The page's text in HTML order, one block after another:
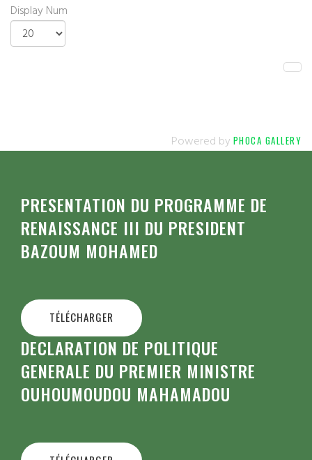
Display Num
Powered by PHOCA GALLERY
PRESENTATION DU PROGRAMME DE
RENAISSANCE III DU PRESIDENT
BAZOUM MOHAMED
TÉLÉCHARGER
DECLARATION DE POLITIQUE
GENERALE DU PREMIER MINISTRE
OUHOUMOUDOU MAHAMADOU